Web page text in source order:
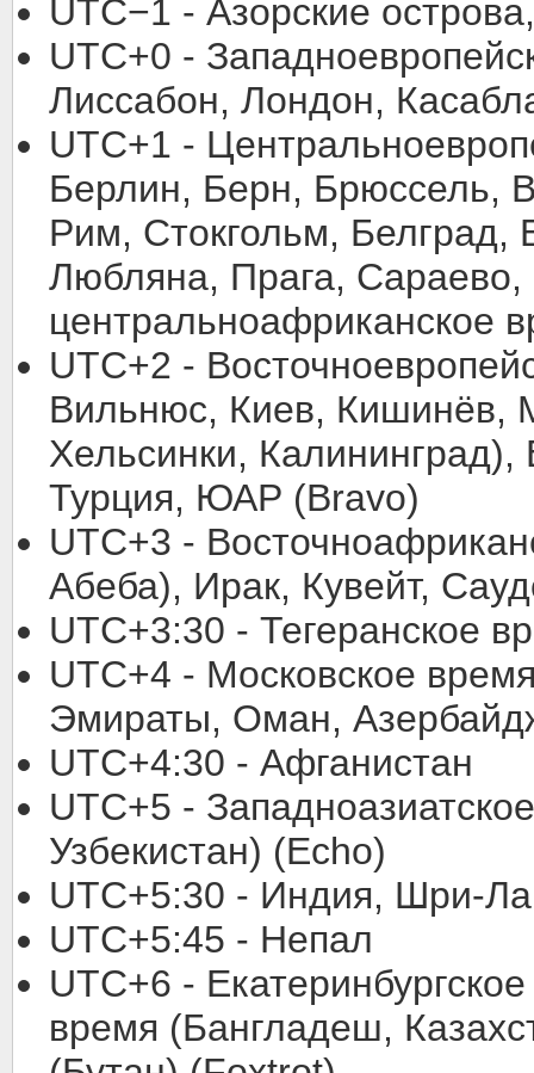
UTC−1 - Азорские
UTC+0 -
Лиссабон, Лондон,
UTC+1 -
Берлин, Берн, Брюссель,
Рим, Стокгольм, Белград,
Любляна, Прага, Сараево,
центральноафриканское
UTC+2 -
Вильнюс, Киев, Кишинёв,
Хельсинки,
Турция, ЮАР (Bravo)
UTC+3 -
Абеба), Ирак, Кувейт,
UTC+3:30 - Тегеранское
UTC+4 - Московское
Эмираты, Оман,
UTC+4:30 - Афганистан
UTC+5 -
Узбекистан) (Echo)
UTC+5:30 - Индия, Шри-
UTC+5:45 - Непал
UTC+6 -
время (Бангладеш,